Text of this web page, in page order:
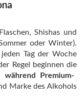
Shishas und
oder Winter).
Tag der Woche
Regel beginnen die
während Premium-
Marke des Alkohols